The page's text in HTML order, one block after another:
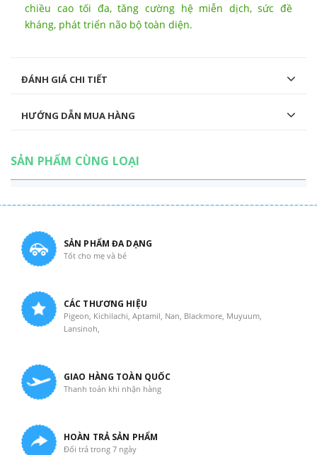
chiều cao tối đa, tăng cường hệ miễn dịch, sức đề
kháng, phát triển não bộ toàn diện.
ĐÁNH GIÁ CHI TIẾT
HƯỚNG DẪN MUA HÀNG
SẢN PHẨM CÙNG LOẠI
SẢN PHẨM ĐA DẠNG
Tốt cho mẹ và bé
CÁC THƯƠNG HIỆU
Pigeon, Kichilachi, Aptamil, Nan, Blackmore, Muyuum,
Lansinoh,
GIAO HÀNG TOÀN QUỐC
Thanh toán khi nhận hàng
HOÀN TRẢ SẢN PHẨM
Đổi trả trong 7 ngày